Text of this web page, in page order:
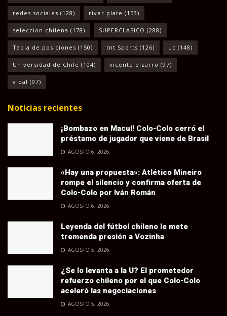
redes sociales (128) river plate (153)
seleccion chilena (178) SUPERCLASICO (288)
Tabla de posiciones (150) tnt Sports (126) uc (148)
Universidad de Chile (104) vicente pizarro (97)
vidal (97)
Noticias recientes
¡Bombazo en Macul! Colo-Colo cerró el
préstamo de jugador que viene de Brasil
AGOSTO 6, 2026
«Hay una propuesta»: Atlético Mineiro
rompe el silencio y confirma oferta de
Colo-Colo por Iván Román
AGOSTO 6, 2026
Leyenda del fútbol chileno le mete
tremenda presión a Vozinha
AGOSTO 5, 2026
¿Se lo levanta a la U? El prometedor
refuerzo chileno por el que Colo-Colo
aceleró las negociaciones
AGOSTO 5, 2026